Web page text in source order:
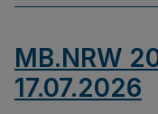
MB.NRW
17.07.2026